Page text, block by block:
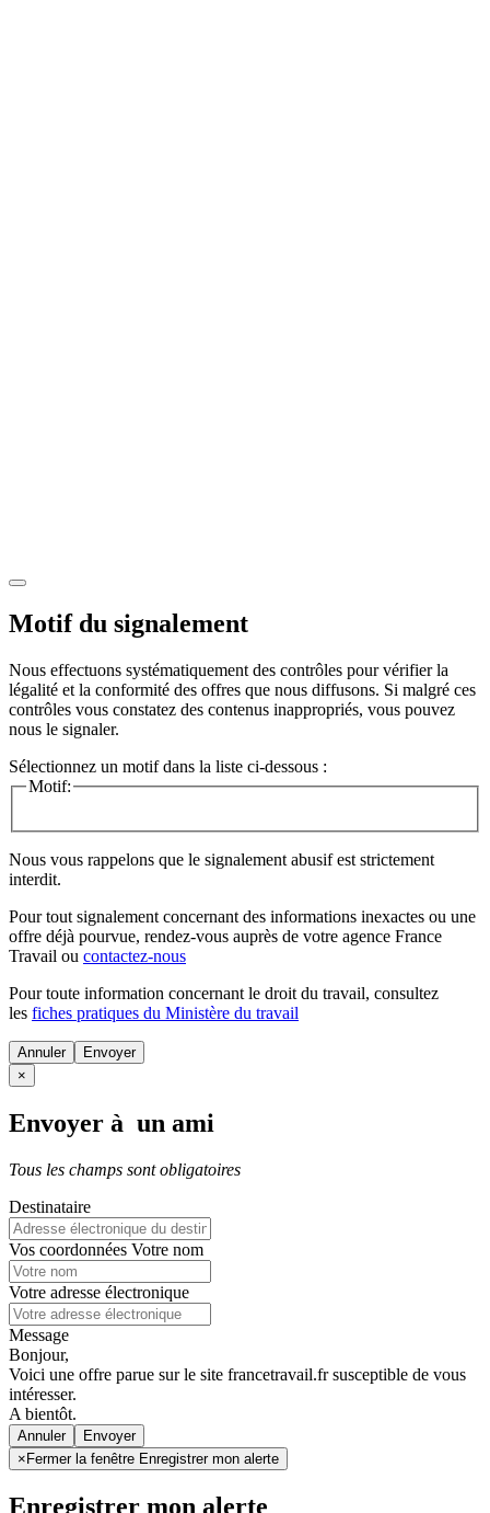
Motif du signalement
Nous effectuons systématiquement des contrôles pour vérifier la
légalité et la conformité des offres que nous diffusons. Si malgré ces
contrôles vous constatez des contenus inappropriés, vous pouvez
nous le signaler.
Sélectionnez un motif dans la liste ci-dessous :
Motif:
Nous vous rappelons que le signalement abusif est strictement
interdit.
Pour tout signalement concernant des informations inexactes ou une
offre déjà pourvue, rendez-vous auprès de votre agence France
Travail ou contactez-nous
Pour toute information concernant le droit du travail, consultez
les fiches pratiques du Ministère du travail
Annuler
×
Envoyer à un ami
Tous les champs sont obligatoires
Destinataire
Vos coordonnées Votre nom
Votre adresse électronique
Message
Bonjour,
Voici une offre parue sur le site francetravail.fr susceptible de vous
intéresser.
A bientôt.
Annuler
× Fermer la fenêtre Enregistrer mon alerte
Enregistrer mon alerte